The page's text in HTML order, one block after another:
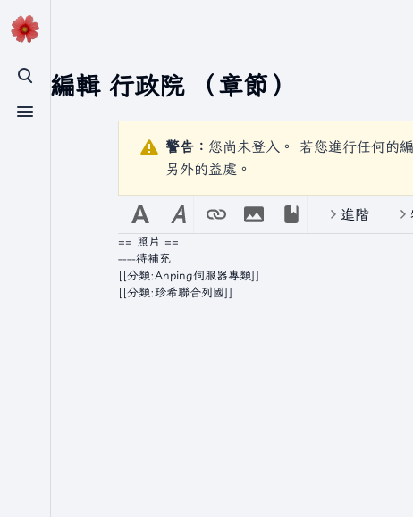
切換搜尋
切換選單
正在編輯 行政院（章節）
警告： 您尚未登入。 若您進行任何的
另外的益處。
進階